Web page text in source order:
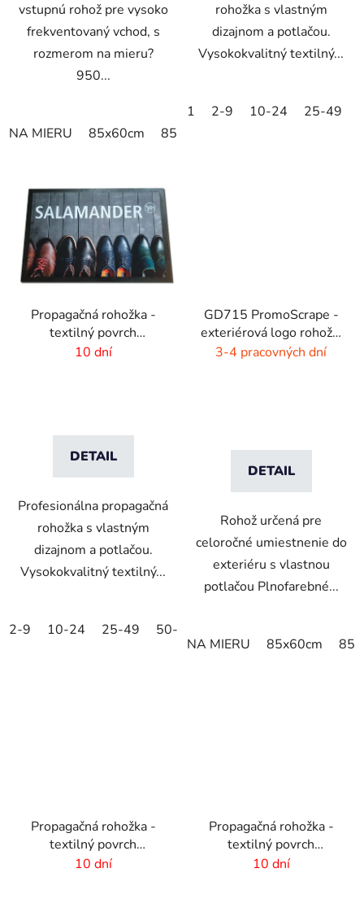
vstupnú rohož pre vysoko
frekventovaný vchod, s
rozmerom na mieru?
950...
NA MIERU 85x60cm 85x75cm
rohožka s vlastným
dizajnom a potlačou.
Vysokokvalitný textilný...
1 2-9 10-24 25-49
Propagačná rohožka -
textilný povrch
-60x40cm
10 dní
DETAIL
Profesionálna propagačná
rohožka s vlastným
dizajnom a potlačou.
Vysokokvalitný textilný...
2-9 10-24 25-49 50-99
GD715 PromoScrape -
exteriérová logo rohož -
7 mm vlas
3-4 pracovných dní
DETAIL
Rohož určená pre
celoročné umiestnenie do
exteriéru s vlastnou
potlačou Plnofarebné...
NA MIERU 85x60cm
Propagačná rohožka -
textilný povrch
-115x180 cm
10 dní
Propagačná rohožka -
textilný povrch
-150x300cm
10 dní